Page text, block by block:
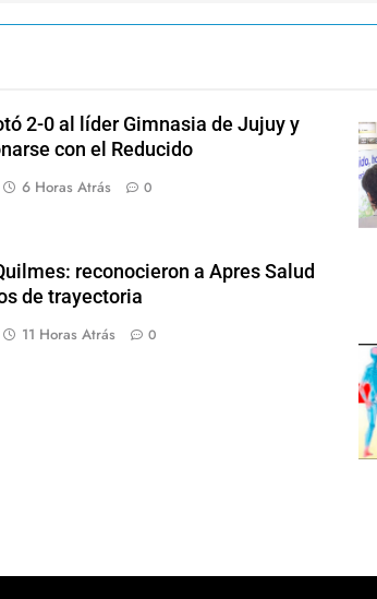
2-0 al líder Gimnasia de Jujuy y
con el Reducido
6 Horas Atrás 0
reconocieron a Apres Salud
de trayectoria
11 Horas Atrás 0